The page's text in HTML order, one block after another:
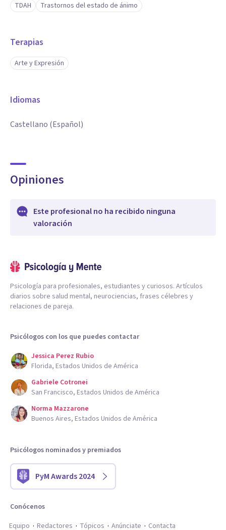
TDAH Trastornos del estado de ánimo
Terapias
Arte y Expresión
Idiomas
Castellano (Español)
Opiniones
Este profesional no ha recibido ninguna
valoración
Psicología para profesionales, estudiantes y curiosos. Artículos
diarios sobre salud mental, neurociencias, frases célebres y
relaciones de pareja.
Psicólogos con los que puedes contactar
Jessica Perez Rubio
Florida, Estados Unidos de América
Gabriele Cotronei
San Francisco, Estados Unidos de América
Norma Mazzarone
Buenos Aires, Estados Unidos de América
Psicólogos nominados y premiados
PyM Awards 2024
Conócenos
Equipo
Redactores Tópicos Anúnciate Contacta